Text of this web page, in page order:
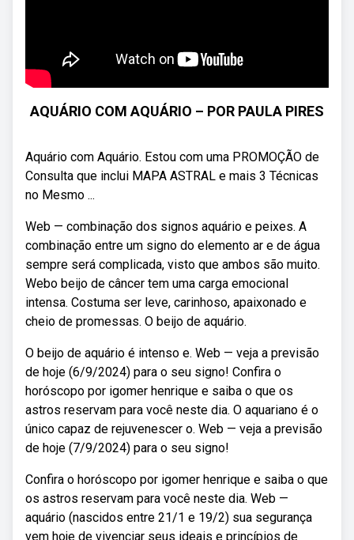
AQUÁRIO COM AQUÁRIO – POR PAULA PIRES
Aquário com Aquário. Estou com uma PROMOÇÃO de
Consulta que inclui MAPA ASTRAL e mais 3 Técnicas
no Mesmo ...
Web — combinação dos signos aquário e peixes. A
combinação entre um signo do elemento ar e de água
sempre será complicada, visto que ambos são muito.
Webo beijo de câncer tem uma carga emocional
intensa. Costuma ser leve, carinhoso, apaixonado e
cheio de promessas. O beijo de aquário.
O beijo de aquário é intenso e. Web — veja a previsão
de hoje (6/9/2024) para o seu signo! Confira o
horóscopo por igomer henrique e saiba o que os
astros reservam para você neste dia. O aquariano é o
único capaz de rejuvenescer o. Web — veja a previsão
de hoje (7/9/2024) para o seu signo!
Confira o horóscopo por igomer henrique e saiba o que
os astros reservam para você neste dia. Web —
aquário (nascidos entre 21/1 e 19/2) sua segurança
vem hoje de vivenciar seus ideais e princípios de